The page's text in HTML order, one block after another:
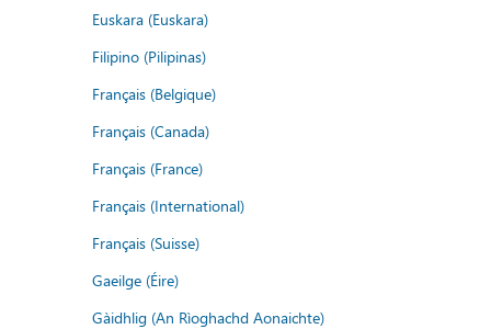
Euskara (Euskara)
Filipino (Pilipinas)
Français (Belgique)
Français (Canada)
Français (France)
Français (International)
Français (Suisse)
Gaeilge (Éire)
Gàidhlig (An Rìoghachd Aonaichte)